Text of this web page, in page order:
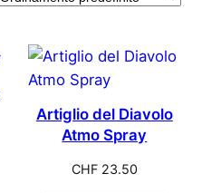
Artiglio del Diavolo
Atmo Spray
CHF23.50